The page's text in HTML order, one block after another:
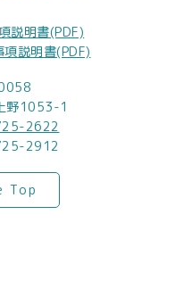
説明書(PDF)
説明書(PDF)
野1053-1
2622
2912
Top